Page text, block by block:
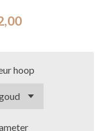
hoop